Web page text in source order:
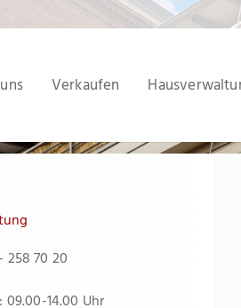
Verkaufen
258 70 20
09.00-14.00 Uhr